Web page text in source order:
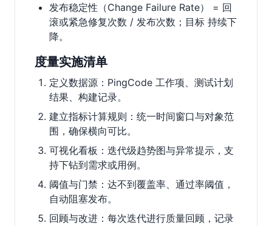
发布稳定性（Change Failure Rate） = 回
滚或紧急修复次数 / 发布次数；目标 持续下
降。
度量实施清单
定义数据源：PingCode 工作项、测试计划
结果、构建记录。
建立指标计算规则：统一时间窗口与对象范
围，确保横向可比。
可视化看板：迭代级趋势图与异常提示，支
持下钻到需求或用例。
阈值与门禁：达不到覆盖率、通过率阈值，
自动阻塞发布。
回顾与改进：每次迭代进行质量回顾，记录